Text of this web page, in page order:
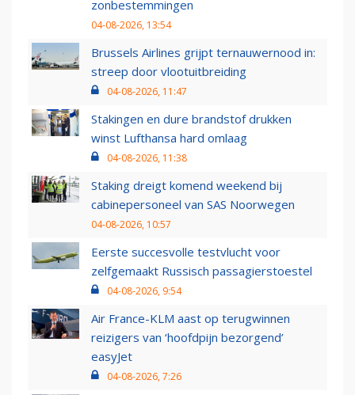
zonbestemmingen
04-08-2026, 13:54
Brussels Airlines grijpt ternauwernood in:
streep door vlootuitbreiding
04-08-2026, 11:47
Stakingen en dure brandstof drukken
winst Lufthansa hard omlaag
04-08-2026, 11:38
Staking dreigt komend weekend bij
cabinepersoneel van SAS Noorwegen
04-08-2026, 10:57
Eerste succesvolle testvlucht voor
zelfgemaakt Russisch passagierstoestel
04-08-2026, 9:54
Air France-KLM aast op terugwinnen
reizigers van ‘hoofdpijn bezorgend’
easyJet
04-08-2026, 7:26